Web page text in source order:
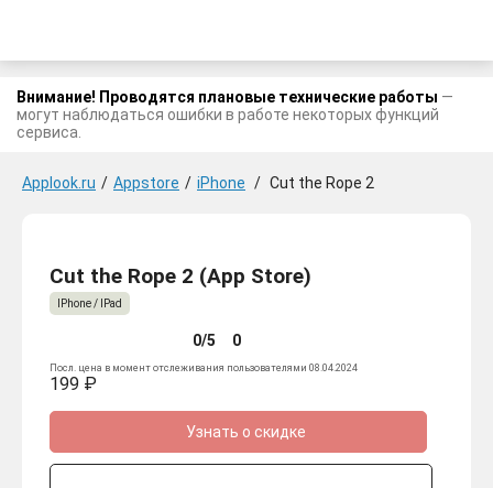
Внимание! Проводятся плановые технические работы —
могут наблюдаться ошибки в работе некоторых функций
сервиса.
Applook.ru / Appstore / iPhone / Cut the Rope 2
Cut the Rope 2 (App Store)
IPhone / IPad
0/5 0
Посл. цена в момент отслеживания пользователями 08.04.2024
199 ₽
Узнать о скидке